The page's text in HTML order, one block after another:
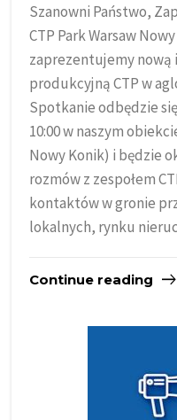
Szanowni Państwo,
CTP Park Warsaw
zaprezentujemy
produkcyjną CTP w
Spotkanie odbędzie
10:00 w naszym
Nowy Konik) i będzie
rozmów z zespołem
kontaktów w gronie
lokalnych, rynku
Continue reading